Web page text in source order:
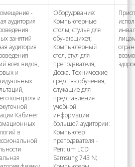
-
аудитория
занятий
аудитория
всех видов,
и
контроля и
Кабинет
в
Оборудование:
Компьютерные
столы, стулья для
обучающихся;
Компьютерный
стол, стул для
преподавателя;
Доска. Технические
средства обучения,
служащие для
представления
учебной
информации
большой аудитории:
Компьютер
преподавателя -
Pentium LCD
Samsung 743 N;